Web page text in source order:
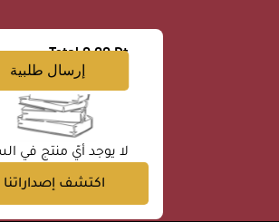
لا يوجد أيّ منتج في
اكتشف إصداراتنا
Total 0.00 Dt
إرسال طلبية